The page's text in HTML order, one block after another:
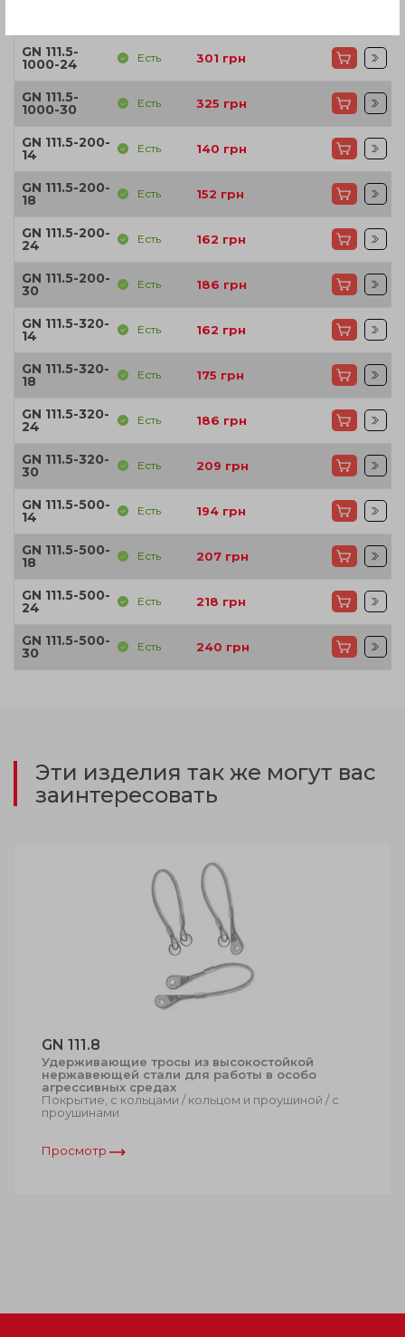
GN 111.5-
1000-24 Есть 301 грн
GN 111.5-
1000-30 Есть 325 грн
GN 111.5-200-
14 Есть 140 грн
GN 111.5-200-
18 Есть 152 грн
GN 111.5-200-
24 Есть 162 грн
GN 111.5-200-
30 Есть 186 грн
GN 111.5-320-
14 Есть 162 грн
GN 111.5-320-
18 Есть 175 грн
GN 111.5-320-
24 Есть 186 грн
GN 111.5-320-
30 Есть 209 грн
GN 111.5-500-
14 Есть 194 грн
GN 111.5-500-
18 Есть 207 грн
GN 111.5-500-
24 Есть 218 грн
GN 111.5-500-
30 Есть 240 грн
Эти изделия так же могут вас
заинтересовать
GN 111.8
Удерживающие тросы из высокостойкой
нержавеющей стали для работы в особо
агрессивных средах
Покрытие, с кольцами / кольцом и проушиной / с
проушинами
Просмотр